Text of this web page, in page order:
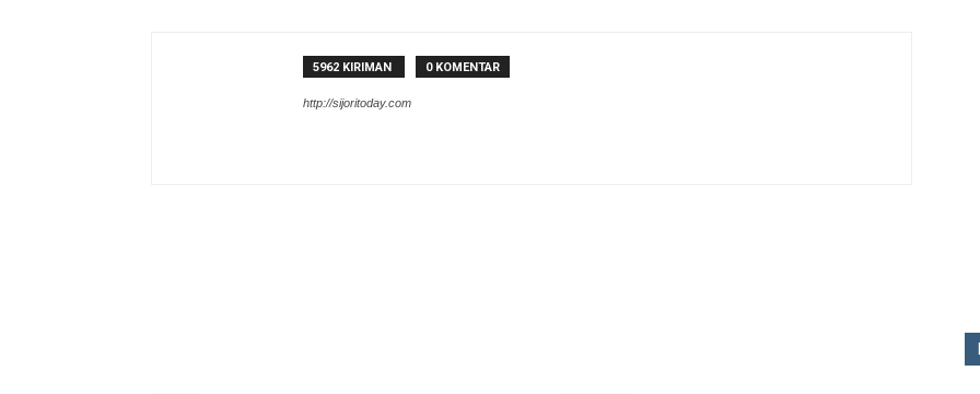
5962 KIRIMAN 0 KOMENTAR
http://sijoritoday.com